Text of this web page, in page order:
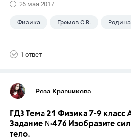
26 мая 2017
Физика Громов С.В.
1 ответ
Роза Красникова
ГДЗ Тема 21 Физика 7-9
Задание №476 Изобразите
тело.